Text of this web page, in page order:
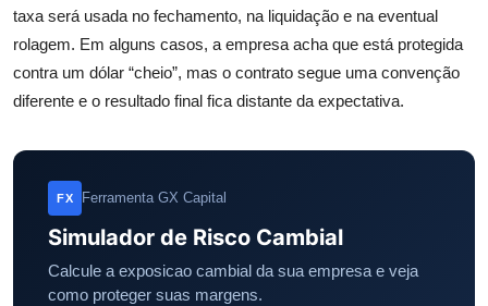
taxa será usada no fechamento, na liquidação e na eventual
rolagem. Em alguns casos, a empresa acha que está protegida
contra um dólar “cheio”, mas o contrato segue uma convenção
diferente e o resultado final fica distante da expectativa.
FX Ferramenta GX Capital
Simulador de Risco Cambial
Calcule a exposicao cambial da sua empresa e veja
como proteger suas margens.